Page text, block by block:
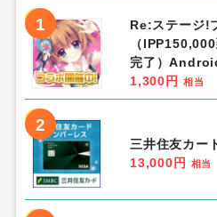
1
Re:ステージ!
（
完了）
1,300円
相当
2
三井住友カー
13,000円
相当